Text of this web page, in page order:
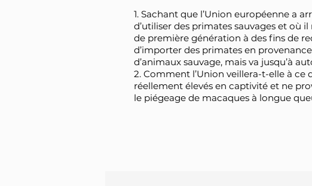
1. Sachant que l’Union européenne a
d’utiliser des primates sauvages et où
de première génération à des fins de
d’importer des primates en
d’animaux sauvage, mais va jusqu’à
2. Comment l’Union veillera-t-elle à
réellement élevés en captivité et ne
le piégeage de macaques à longue